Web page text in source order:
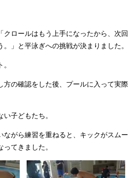
クロールはもう上手になったから、次回
」と平泳ぎへの挑戦が決まりました。
方の確認をした後、プールに入って実際
子どもたち。
ながら練習を重ねると、キックがスムー
てきました。